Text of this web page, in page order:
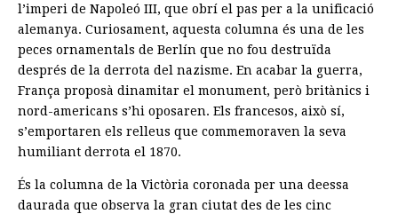
l’imperi de Napoleó III, que obrí el pas per a la unificació
alemanya. Curiosament, aquesta columna és una de les
peces ornamentals de Berlín que no fou destruïda
després de la derrota del nazisme. En acabar la guerra,
França proposà dinamitar el monument, però britànics i
nord-americans s’hi oposaren. Els francesos, això sí,
s’emportaren els relleus que commemoraven la seva
humiliant derrota el 1870.
És la columna de la Victòria coronada per una deessa
daurada que observa la gran ciutat des de les cinc